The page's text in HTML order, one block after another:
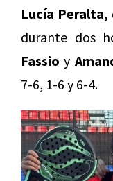
Lucía Peralta,
durante dos
Fassio y
7-6, 1-6 y 6-4.